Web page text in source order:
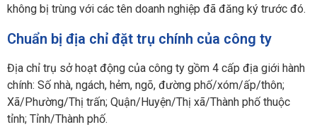
không bị trùng với các tên doanh nghiệp đã đăng ký trước đó.
Chuẩn bị địa chỉ đặt trụ chính của công ty
Địa chỉ trụ sở hoạt động của công ty gồm 4 cấp địa giới hành
chính: Số nhà, ngách, hẻm, ngõ, đường phố/xóm/ấp/thôn;
Xã/Phường/Thị trấn; Quận/Huyện/Thị xã/Thành phố thuộc
tỉnh; Tỉnh/Thành phố.